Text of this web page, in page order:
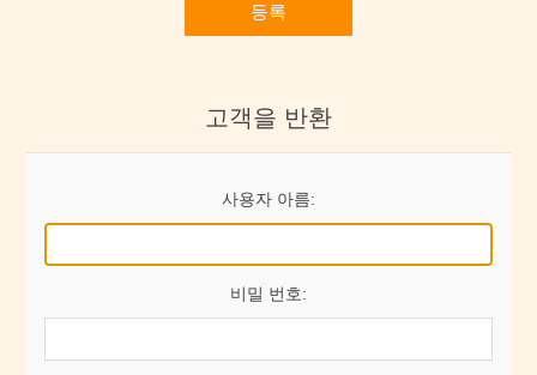
등록
고객을 반환
사용자 아름:
비밀 번호: